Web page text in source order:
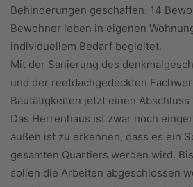
Behinderungen geschaffen. 14
Bewohner leben in eigenen
individuellem Bedarf begleitet.
Mit der Sanierung des
und der reetdachgedeckten
Bautätigkeiten jetzt einen Abschluss
Das Herrenhaus ist zwar noch
außen ist zu erkennen, dass es ein
gesamten Quartiers werden wird.
sollen die Arbeiten abgeschlossen